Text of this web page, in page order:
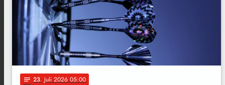
notes 23. Juli 2026 05:00